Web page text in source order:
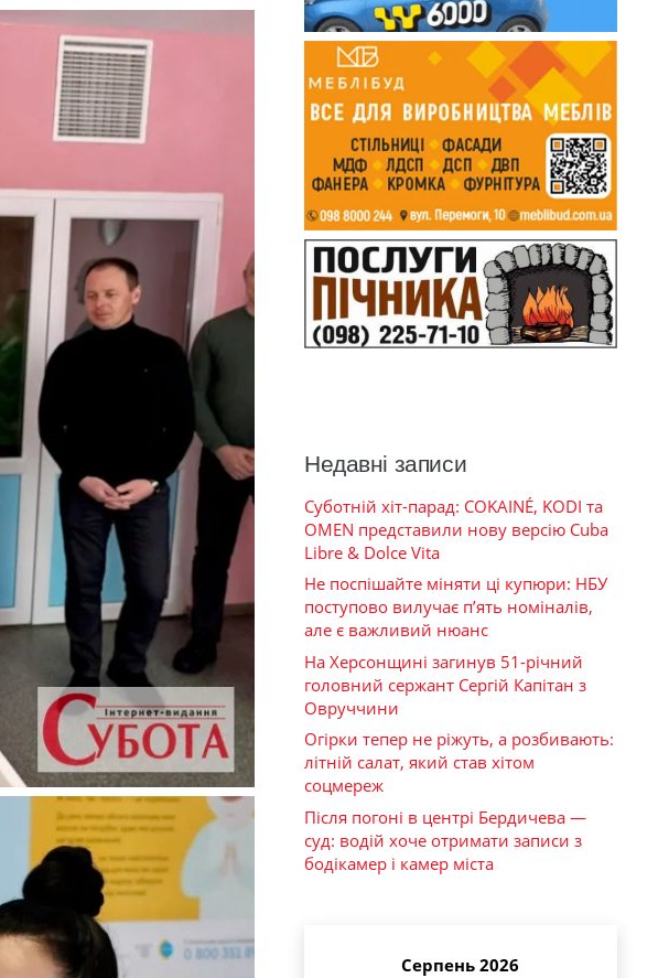
Недавні записи
Суботній хіт-парад: COKAINÉ, KODI та
OMEN представили нову версію Cuba
Libre & Dolce Vita
Не поспішайте міняти ці купюри: НБУ
поступово вилучає п’ять номіналів,
але є важливий нюанс
На Херсонщині загинув 51-річний
головний сержант Сергій Капітан з
Овруччини
Огірки тепер не ріжуть, а розбивають:
літній салат, який став хітом
соцмереж
Після погоні в центрі Бердичева —
суд: водій хоче отримати записи з
бодікамер і камер міста
Серпень 2026